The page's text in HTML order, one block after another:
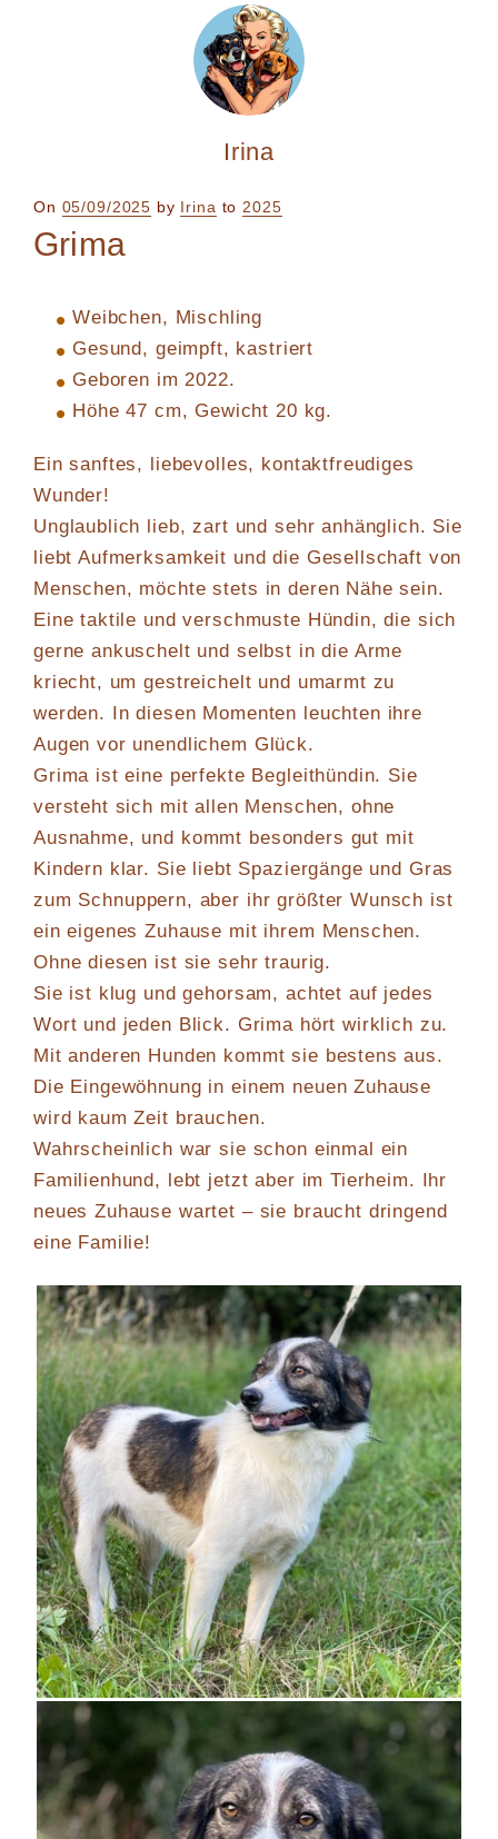
Irina
On Posted
on
05/09/2025 by Irina to 2025
Grima
Weibchen, Mischling
Gesund, geimpft, kastriert
Geboren im 2022.
Höhe 47 cm, Gewicht 20 kg.
Ein sanftes, liebevolles, kontaktfreudiges
Wunder!
Unglaublich lieb, zart und sehr anhänglich. Sie
liebt Aufmerksamkeit und die Gesellschaft von
Menschen, möchte stets in deren Nähe sein.
Eine taktile und verschmuste Hündin, die sich
gerne ankuschelt und selbst in die Arme
kriecht, um gestreichelt und umarmt zu
werden. In diesen Momenten leuchten ihre
Augen vor unendlichem Glück.
Grima ist eine perfekte Begleithündin. Sie
versteht sich mit allen Menschen, ohne
Ausnahme, und kommt besonders gut mit
Kindern klar. Sie liebt Spaziergänge und Gras
zum Schnuppern, aber ihr größter Wunsch ist
ein eigenes Zuhause mit ihrem Menschen.
Ohne diesen ist sie sehr traurig.
Sie ist klug und gehorsam, achtet auf jedes
Wort und jeden Blick. Grima hört wirklich zu.
Mit anderen Hunden kommt sie bestens aus.
Die Eingewöhnung in einem neuen Zuhause
wird kaum Zeit brauchen.
Wahrscheinlich war sie schon einmal ein
Familienhund, lebt jetzt aber im Tierheim. Ihr
neues Zuhause wartet – sie braucht dringend
eine Familie!